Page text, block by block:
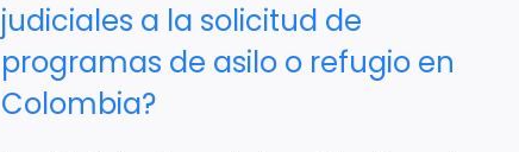
judiciales a la solicitud de
programas de asilo o refugio en
Colombia?